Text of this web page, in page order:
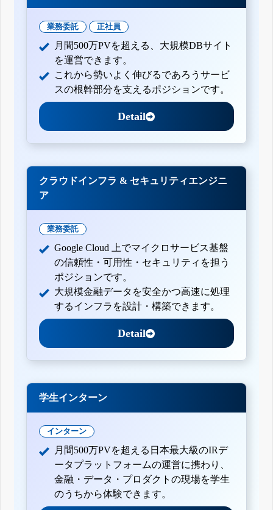
業務委託 正社員
月間500万PVを超える、大規模DBサイト
を運営できます。
これから勢いよく伸びるであろうサービ
スの根幹部分を支えるポジションです。
Detail
クラウドインフラ & セキュリティエンジニ
ア
業務委託
Google Cloud 上でマイクロサービス基盤
の信頼性・可用性・セキュリティを担う
ポジションです。
大規模金融データを安全かつ高速に処理
するインフラを設計・構築できます。
Detail
学生インターン
インターン
月間500万PVを超える日本最大級のIRデ
ータプラットフォームの運営に携わり、
金融・データ・プロダクトの現場を学生
のうちから体験できます。